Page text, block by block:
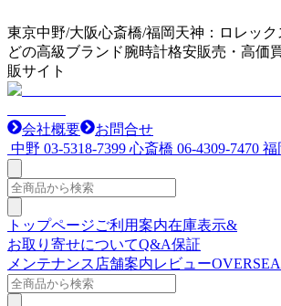
東京中野/大阪心斎橋/福岡天神：ロレッ
どの高級ブランド腕時計格安販売・高価
販サイト
会社概要
お問合せ
中野 03-5318-7399 心斎橋 06-4309-7470 福
トップページご利用案内在庫表示&
お取り寄せについてQ&A保証
メンテナンス 店舗案内レビュー